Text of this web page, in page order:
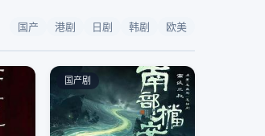
国产 港剧 日剧 韩剧 欧美
国产剧